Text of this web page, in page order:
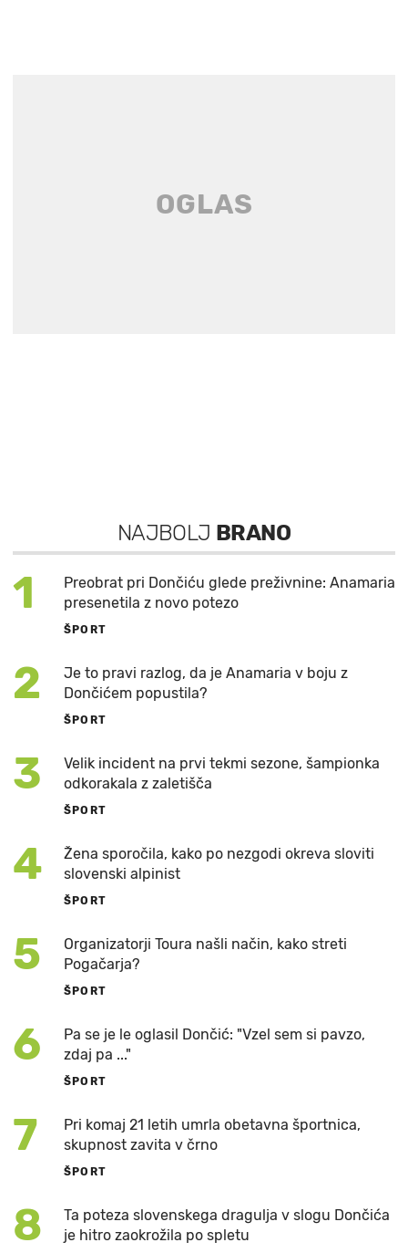
NAJBOLJ BRANO
1
Preobrat pri Dončiću glede preživnine: Anamaria
presenetila z novo potezo
ŠPORT
2
Je to pravi razlog, da je Anamaria v boju z
Dončićem popustila?
ŠPORT
3
Velik incident na prvi tekmi sezone, šampionka
odkorakala z zaletišča
ŠPORT
4
Žena sporočila, kako po nezgodi okreva sloviti
slovenski alpinist
ŠPORT
5
Organizatorji Toura našli način, kako streti
Pogačarja?
ŠPORT
6
Pa se je le oglasil Dončić: "Vzel sem si pavzo,
zdaj pa ..."
ŠPORT
7
Pri komaj 21 letih umrla obetavna športnica,
skupnost zavita v črno
ŠPORT
8
Ta poteza slovenskega dragulja v slogu Dončića
je hitro zaokrožila po spletu